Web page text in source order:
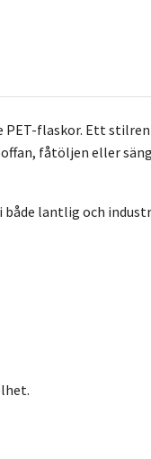
PET-flaskor. Ett
fåtöljen eller
lantlig och